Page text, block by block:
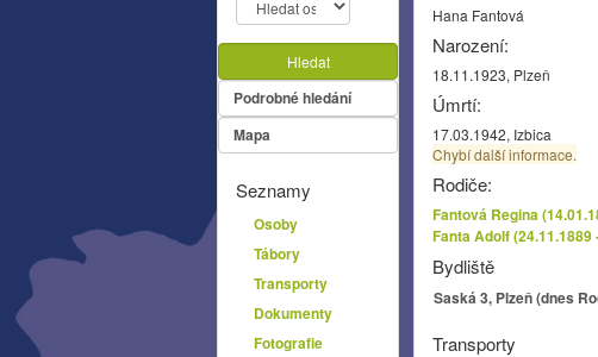
Hana Fantová
Narození:
18.11.1923, Plzeň
Úmrtí:
17.03.1942, Izbica
Chybí další informace.
Rodiče:
Fantová Regina
Fanta Adolf (24.11.1889
Bydliště
Saská 3, Plzeň (dnes
Transporty
Hledat
Podrobné hledání
Mapa
Seznamy
Osoby
Tábory
Transporty
Dokumenty
Fotografie